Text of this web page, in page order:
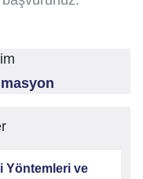
Yöntemleri ve